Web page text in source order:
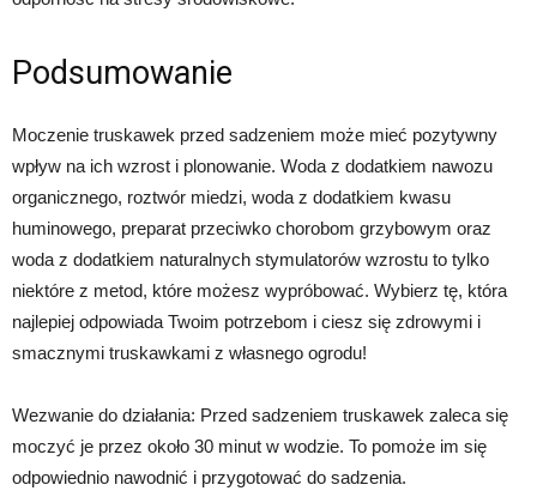
Podsumowanie
Moczenie truskawek przed sadzeniem może mieć pozytywny
wpływ na ich wzrost i plonowanie. Woda z dodatkiem nawozu
organicznego, roztwór miedzi, woda z dodatkiem kwasu
huminowego, preparat przeciwko chorobom grzybowym oraz
woda z dodatkiem naturalnych stymulatorów wzrostu to tylko
niektóre z metod, które możesz wypróbować. Wybierz tę, która
najlepiej odpowiada Twoim potrzebom i ciesz się zdrowymi i
smacznymi truskawkami z własnego ogrodu!
Wezwanie do działania: Przed sadzeniem truskawek zaleca się
moczyć je przez około 30 minut w wodzie. To pomoże im się
odpowiednio nawodnić i przygotować do sadzenia.